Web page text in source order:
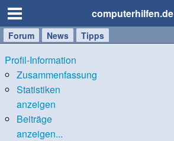
computerhilfen.de
Forum News Tipps
Handy
Tablet
Windows
Mac
Profil-Information
Zusammenfassung
Statistiken
anzeigen
Beiträge
anzeigen...